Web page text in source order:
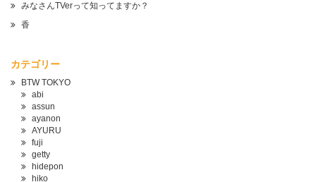
みなさんTVerって知ってますか？
香
カテゴリー
BTW TOKYO
abi
assun
ayanon
AYURU
fuji
getty
hidepon
hiko